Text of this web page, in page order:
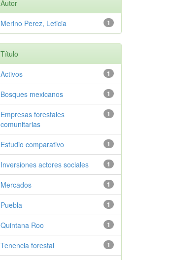
Autor
1
Merino Perez, Leticia
Título
1
Activos
1
Bosques mexicanos
1
Empresas forestales
comunitarias
1
Estudio comparativo
1
Inversiones actores sociales
1
Mercados
1
Puebla
1
Quintana Roo
1
Tenencia forestal